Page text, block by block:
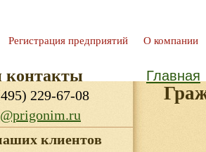
Регистрация предприятий О компании
229-67-08
клиентов
Главная